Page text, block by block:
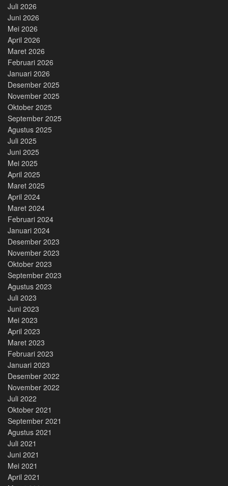
Juli 2026
Juni 2026
Mei 2026
April 2026
Maret 2026
Februari 2026
Januari 2026
Desember 2025
November 2025
Oktober 2025
September 2025
Agustus 2025
Juli 2025
Juni 2025
Mei 2025
April 2025
Maret 2025
April 2024
Maret 2024
Februari 2024
Januari 2024
Desember 2023
November 2023
Oktober 2023
September 2023
Agustus 2023
Juli 2023
Juni 2023
Mei 2023
April 2023
Maret 2023
Februari 2023
Januari 2023
Desember 2022
November 2022
Juli 2022
Oktober 2021
September 2021
Agustus 2021
Juli 2021
Juni 2021
Mei 2021
April 2021